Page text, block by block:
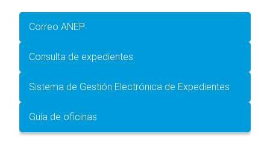
Correo ANEP
Consulta de expedientes
Sistema de Gestión Electrónica de Expedientes
Guía de oficinas